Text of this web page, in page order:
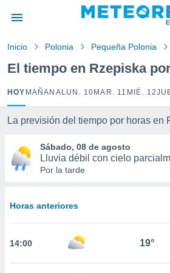
por
para
que se
calidad.
a este
y
digital
permite
Inicio Polonia Pequeña Polonia
El tiempo en Rzepiska
HOY MAÑANA LUN. 10 MAR. 11 MIÉ. 12
La previsión del tiempo por horas en
Sábado, 08 de agosto
Lluvia débil con cielo
Por la tarde
Horas anteriores
14:00 19°